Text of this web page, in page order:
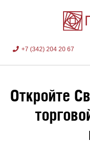
+7 (342) 204 20 67
Откройте